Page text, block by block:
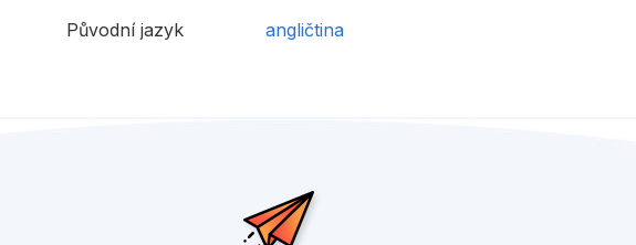
Původní jazyk
angličtina